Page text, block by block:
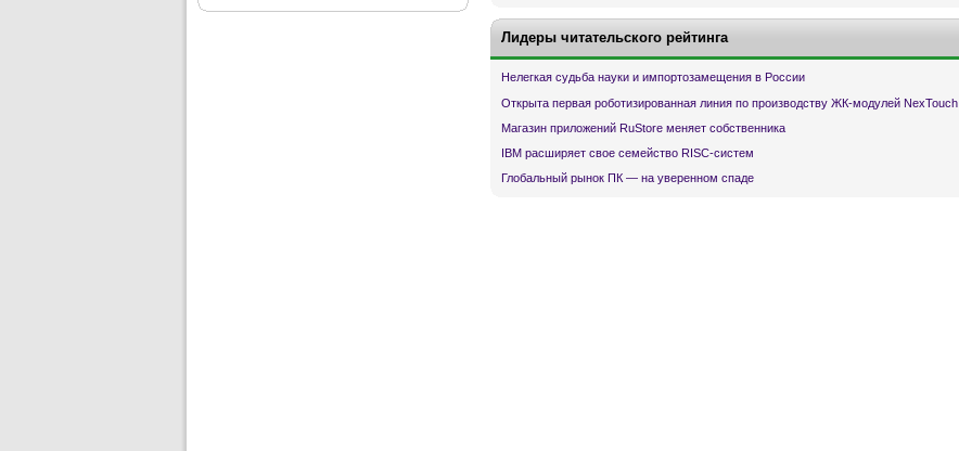
Лидеры читательского рейтинга
Нелегкая судьба науки и импортозамещения в России
Открыта первая роботизированная линия по производству ЖК-модулей NexTouch
Магазин приложений RuStore меняет собственника
IBM расширяет свое семейство RISC-систем
Глобальный рынок ПК — на уверенном спаде